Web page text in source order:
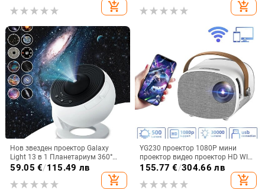
add_shopping_cart
проект
add_shopping_cart
Нов звезден проектор Galaxy
Light 13 в 1 Планетариум 360°
Въртяща се нощна лампа Aurora
за спалня Звездно небе Подарък
за деца и възрастни
59.05 €/115.49 лв
add_shopping_cart
YG230 проектор 1080P мини
проектор видео проектор HD WIFI
прожекция домашно видео
оборудване поддръжка мобилен
телефон същия екран
155.77 €/304.66 лв
add_shopping_cart